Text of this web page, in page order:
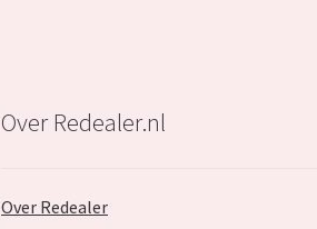
Over Redealer.nl
Over Redealer